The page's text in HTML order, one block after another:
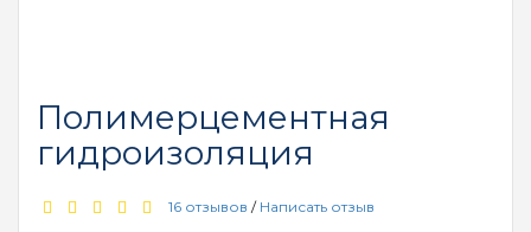
Полимерцементная
гидроизоляция
16 отзывов / Написать отзыв